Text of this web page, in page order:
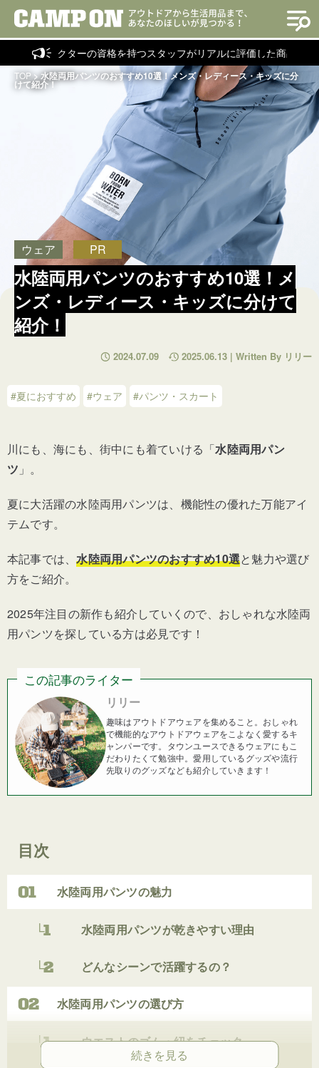
クターの資格を持つスタッフがリアルに評価した商品を紹介！
TOP>水陸両用パンツのおすすめ10選！メンズ・レディース・キッズに分
けて紹介！
ウェア PR
水陸両用パンツのおすすめ10選！メ
ンズ・レディース・キッズに分けて
紹介！
2024.07.09 2025.06.13 | Written By リリー
#夏におすすめ #ウェア #パンツ・スカート
川にも、海にも、街中にも着ていける 「水陸両用パン
ツ 」。
夏に大活躍の水陸両用パンツは、機能性の優れた万能アイ
テムです。
本記事では、水陸両用パンツのおすすめ10選と魅力や選び
方をご紹介。
2025年注目の新作も紹介していくので、おしゃれな水陸両
用パンツを探している方は必見です！
この記事のライター
リリー
趣味はアウトドアウェアを集めること。おしゃれ
で機能的なアウトドアウェアをこよなく愛するキ
ャンパーです。タウンユースできるウェアにもこ
だわりたくて勉強中。愛用しているグッズや流行
先取りのグッズなども紹介していきます！
目次
水陸両用パンツの魅力
水陸両用パンツが乾きやすい理由
どんなシーンで活躍するの？
水陸両用パンツの選び方
ウエストのゴム・紐をチェック